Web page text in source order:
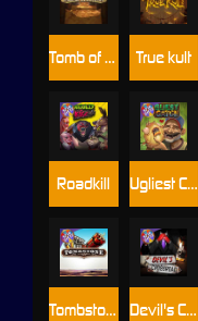
Roadkill
Devil's Crossroad
Tomb of Akhenaten
Tombstone
True kult
Ugliest Catch